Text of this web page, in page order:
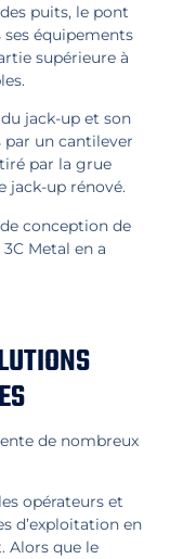
puits, le pont
équipements
supérieure à
jack-up et son
un cantilever
par la grue
jack-up rénové.
conception de
Metal en a
de nombreux
opérateurs et
d’exploitation en
Alors que le